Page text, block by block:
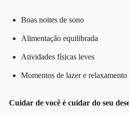
Boas noites de sono
Alimentação equilibrada
Atividades físicas leves
Momentos de lazer e relaxamento
Cuidar de você é cuidar do seu